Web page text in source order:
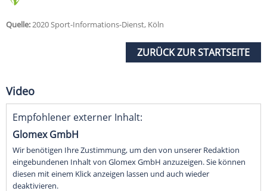
Quelle:2020 Sport-Informations-Dienst, Köln
ZURÜCK ZUR STARTSEITE
Video
Empfohlener externer Inhalt:
Glomex GmbH
Wir benötigen Ihre Zustimmung, um den von unserer Redaktion
eingebundenen Inhalt von Glomex GmbH anzuzeigen. Sie können
diesen mit einem Klick anzeigen lassen und auch wieder
deaktivieren.